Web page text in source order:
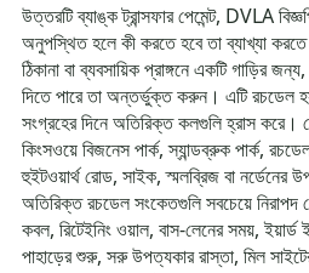
উত্তরটি ব্যাঙ্ক ট্রান্সফার পেমেন্ট, DVLA
অনুপস্থিত হলে কী করতে হবে তা ব্যাখ্যা করতে
ঠিকানা বা ব্যবসায়িক প্রাঙ্গনে একটি গাড়ির
দিতে পারে তা অন্তর্ভুক্ত করুন। এটি রচডেল
সংগ্রহের দিনে অতিরিক্ত কলগুলি হ্রাস করে।
কিংসওয়ে বিজনেস পার্ক, স্যান্ডব্রুক পার্ক,
হুইটওয়ার্থ রোড, সাইক, স্মলব্রিজ বা নর্ডেনের
অতিরিক্ত রচডেল সংকেতগুলি সবচেয়ে নিরাপদ
কবল, রিটেইনিং ওয়াল, বাস-লেনের সময়,
পাহাড়ের শুরু, সরু উপত্যকার রাস্তা, মিল